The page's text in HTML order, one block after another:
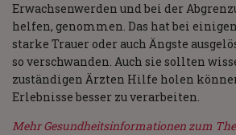
Erwachsenwerden und bei der
helfen, genommen. Das hat bei
starke Trauer oder auch Ängste
so verschwanden. Auch sie sollten
zuständigen Ärzten Hilfe holen
Erlebnisse besser zu verarbeiten.
Mehr Gesundheitsinformationen zum